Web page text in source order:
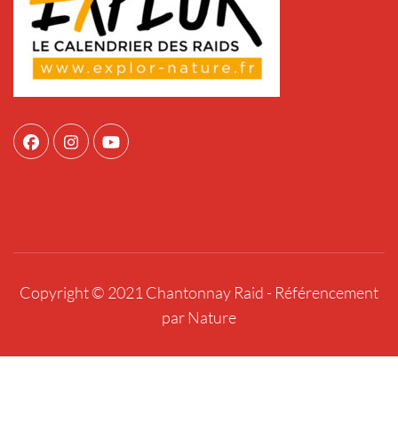
Copyright © 2021 Chantonnay Raid - Référencement
par Nature